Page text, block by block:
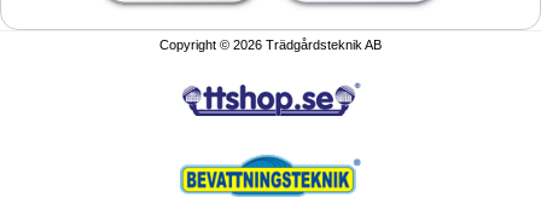
Copyright © 2026 Trädgårdsteknik AB